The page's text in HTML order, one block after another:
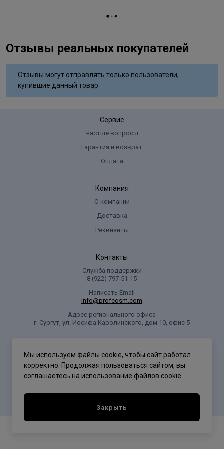
Отзывы реальных покупателей
Отзывы могут отправлять только пользователи,
купившие данный товар
Сервис
Частые вопросы
Гарантия и возврат
Оплата
Компания
О компании
Доставка
Реквизиты
Контакты
Служба поддержки
8 (922) 797‑51-15
Написать Email
info@profcosm.com
Адрес регионального офиса
г. Сургут, ул. Иосифа Каролинского, дом 10, офис 5
Мы используем файлы cookie, чтобы сайт работал
корректно. Продолжая пользоваться сайтом, вы
соглашаетесь на использование файлов cookie
Закрыть